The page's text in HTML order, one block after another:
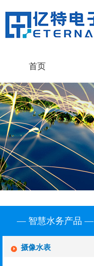
首页
— 智慧水务产品 —
摄像水表